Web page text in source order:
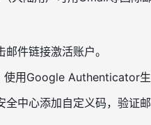
件链接激活账户。
使用Google Authenticator生
中心添加自定义码，验证邮